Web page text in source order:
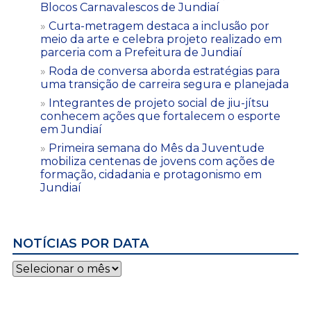
Blocos Carnavalescos de Jundiaí
Curta-metragem destaca a inclusão por
meio da arte e celebra projeto realizado em
parceria com a Prefeitura de Jundiaí
Roda de conversa aborda estratégias para
uma transição de carreira segura e planejada
Integrantes de projeto social de jiu-jítsu
conhecem ações que fortalecem o esporte
em Jundiaí
Primeira semana do Mês da Juventude
mobiliza centenas de jovens com ações de
formação, cidadania e protagonismo em
Jundiaí
NOTÍCIAS POR DATA
Notícias
por